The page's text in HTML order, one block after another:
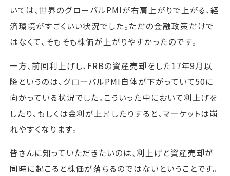
いては、世界のグローバルPMIが右肩上がりで上がる、経
済環境がすごくいい状況でした。ただの金融政策だけで
はなくて、そもそも株価が上がりやすかったのです。
一方、前回利上げし、FRBの資産売却をした17年9月以
降というのは、グローバルPMI自体が下がっていて50に
向かっている状況でした。こういった中において利上げを
したり、もしくは金利が上昇したりすると、マーケットは崩
れやすくなります。
皆さんに知っていただきたいのは、利上げと資産売却が
同時に起こると株価が落ちるのではないということです。